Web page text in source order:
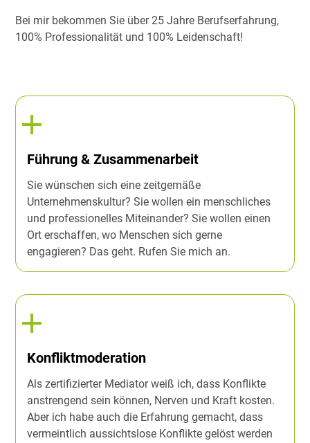
Bei mir bekommen Sie über 25 Jahre Berufserfahrung,
100% Professionalität und 100% Leidenschaft!
Führung & Zusammenarbeit
Sie wünschen sich eine zeitgemäße
Unternehmenskultur? Sie wollen ein menschliches
und professionelles Miteinander? Sie wollen einen
Ort erschaffen, wo Menschen sich gerne
engagieren? Das geht. Rufen Sie mich an.
Konfliktmoderation
Als zertifizierter Mediator weiß ich, dass Konflikte
anstrengend sein können, Nerven und Kraft kosten.
Aber ich habe auch die Erfahrung gemacht, dass
vermeintlich aussichtslose Konflikte gelöst werden